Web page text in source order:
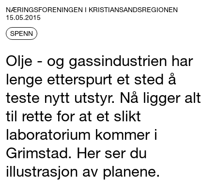
NÆRINGSFORENINGEN I KRISTIANSANDSREGIONEN
15.05.2015
SPENN
Olje - og gassindustrien har
lenge etterspurt et sted å
teste nytt utstyr. Nå ligger alt
til rette for at et slikt
laboratorium kommer i
Grimstad. Her ser du
illustrasjon av planene.